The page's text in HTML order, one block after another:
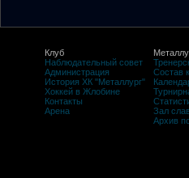
Клуб
Наблюдательный совет
Администрация
История ХК "Металлург"
Хоккей в Жлобине
Контакты
Арена
Состав
Зал
Архив